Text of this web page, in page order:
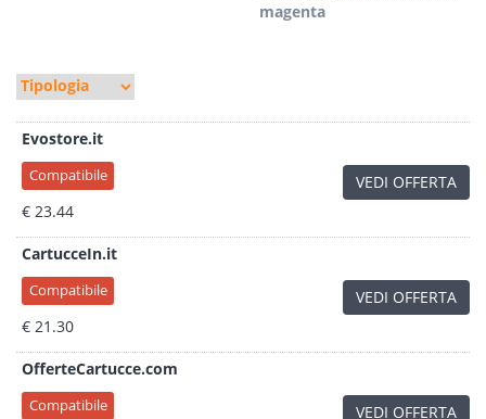
magenta
Evostore.it
Compatibile
€ 23.44
VEDI OFFERTA
CartucceIn.it
Compatibile
€ 21.30
VEDI OFFERTA
OfferteCartucce.com
Compatibile VEDI OFFERTA